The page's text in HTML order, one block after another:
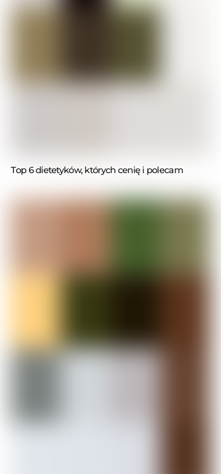
Top 6 dietetyków, których cenię i polecam